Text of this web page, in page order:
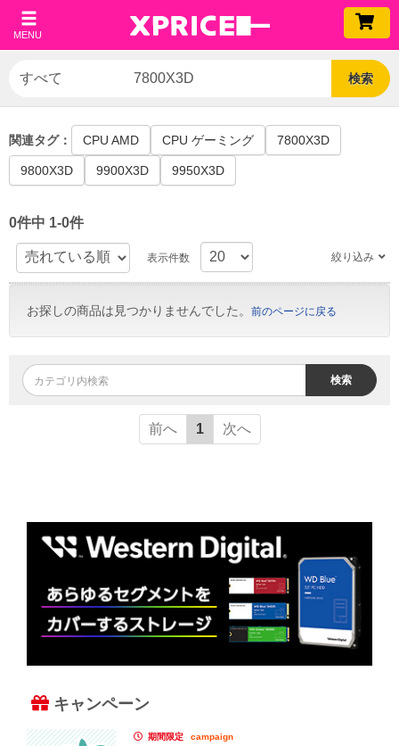
MENU
検索
CPU AMD CPU ゲーミング 7800X3D
9800X3D 9900X3D 9950X3D
0件中 1-0件
表示件数 絞り込み
お探しの商品は見つかりませんでした。 前のページに戻る
検索
前へ 1 次へ
キャンペーン
期間限定 campaign